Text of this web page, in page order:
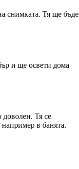
снимката. Тя ще бъде
и ще освети дома
Тя се
например в банята.